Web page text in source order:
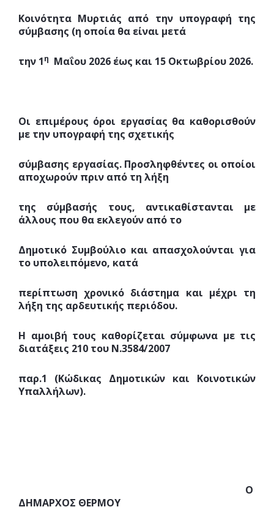
Κοινότητα Μυρτιάς από την υπογραφή της
σύμβασης (η οποία θα είναι μετά
την 1η Μαΐου 2026 έως και 15 Οκτωβρίου 2026.
Οι επιμέρους όροι εργασίας θα καθορισθούν
με την υπογραφή της σχετικής
σύμβασης εργασίας. Προσληφθέντες οι οποίοι
αποχωρούν πριν από τη λήξη
της σύμβασής τους, αντικαθίστανται με
άλλους που θα εκλεγούν από το
Δημοτικό Συμβούλιο και απασχολούνται για
το υπολειπόμενο, κατά
περίπτωση χρονικό διάστημα και μέχρι τη
λήξη της αρδευτικής περιόδου.
Η αμοιβή τους καθορίζεται σύμφωνα με τις
διατάξεις 210 του Ν.3584/2007
παρ.1 (Κώδικας Δημοτικών και Κοινοτικών
Υπαλλήλων).
Ο
ΔΗΜΑΡΧΟΣ ΘΕΡΜΟΥ